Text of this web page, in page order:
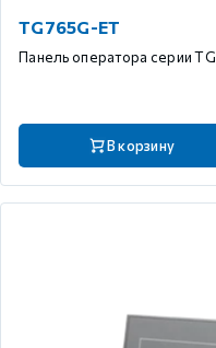
TG765G-ET
Панель оператора серии TG
В корзину